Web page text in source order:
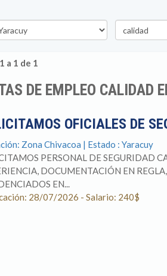
Palabra
clave
a 1 de 1
DE EMPLEO CALIDAD
OFICIALES DE
Zona Chivacoa | Estado : Yaracuy
PERSONAL DE SEGURIDAD
DOCUMENTACIÓN EN
EN...
28/07/2026 - Salario: 240$